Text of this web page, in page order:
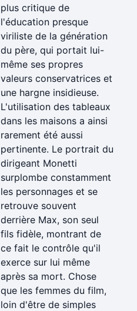
plus critique de
l'éducation presque
viriliste de la génération
du père, qui portait lui-
même ses propres
valeurs conservatrices et
une hargne insidieuse.
L'utilisation des tableaux
dans les maisons a ainsi
rarement été aussi
pertinente. Le portrait du
dirigeant Monetti
surplombe constamment
les personnages et se
retrouve souvent
derrière Max, son seul
fils fidèle, montrant de
ce fait le contrôle qu'il
exerce sur lui même
après sa mort. Chose
que les femmes du film,
loin d'être de simples